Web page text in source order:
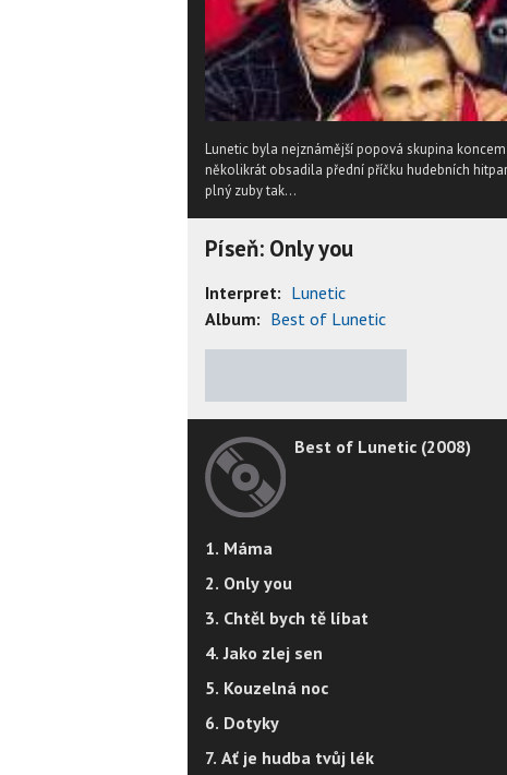
Lunetic byla nejznámější popová skupina
několikrát obsadila přední příčku hudebních
plný zuby tak...
Píseň: Only you
Interpret: Lunetic
Album: Best of Lunetic
Best of Lunetic (2008)
1. Máma
2. Only you
3. Chtěl bych tě líbat
4. Jako zlej sen
5. Kouzelná noc
6. Dotyky
7. Ať je hudba tvůj lék